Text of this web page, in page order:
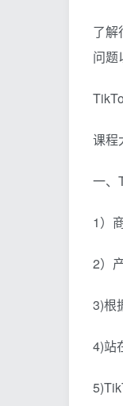
了解
问题
课程
一、
1）
2）
3)根
4)站